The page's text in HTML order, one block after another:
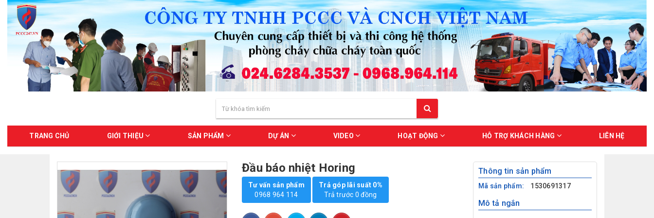
TRANG CHỦ GIỚI THIỆU SẢN PHẨM DỰ ÁN VIDEO HOẠT ĐỘNG HỖ TRỢ KHÁCH HÀNG LIÊN HỆ
Đầu báo nhiệt Horing
Tư vấn sản phẩm
0968 964 114
Trả góp lãi suất 0%
Trả trước 0 đồng
Thông tin sản phẩm
Mã sản phẩm: 1530691317
Mô tả ngắn